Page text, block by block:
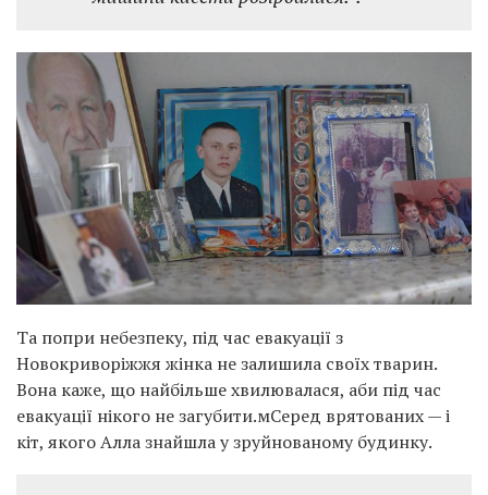
Та попри небезпеку, під час евакуації з
Новокриворіжжя жінка не залишила своїх тварин.
Вона каже, що найбільше хвилювалася, аби під час
евакуації нікого не загубити.мСеред врятованих — і
кіт, якого Алла знайшла у зруйнованому будинку.